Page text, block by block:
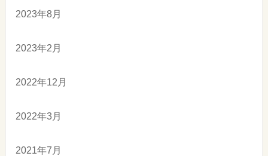
2023年8月
2023年2月
2022年12月
2022年3月
2021年7月